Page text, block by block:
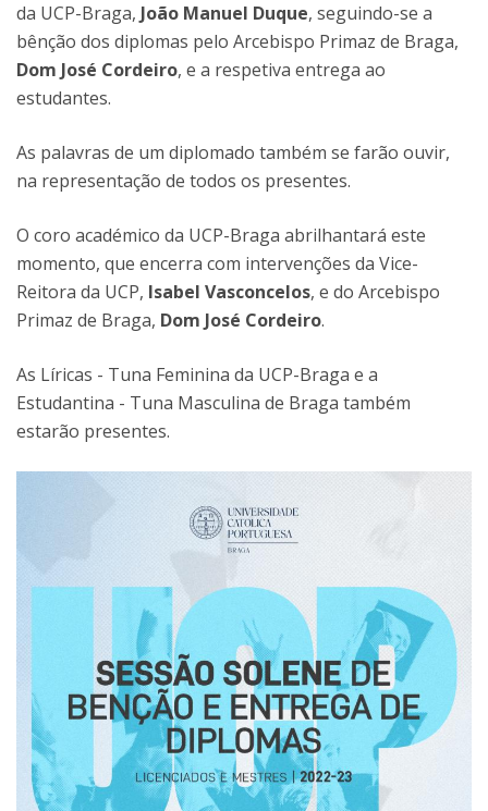
da UCP-Braga, João Manuel Duque, seguindo-se a
bênção dos diplomas pelo Arcebispo Primaz de Braga,
Dom José Cordeiro, e a respetiva entrega ao
estudantes.
As palavras de um diplomado também se farão ouvir,
na representação de todos os presentes.
O coro académico da UCP-Braga abrilhantará este
momento, que encerra com intervenções da Vice-
Reitora da UCP, Isabel Vasconcelos, e do Arcebispo
Primaz de Braga, Dom José Cordeiro.
As Líricas - Tuna Feminina da UCP-Braga e a
Estudantina - Tuna Masculina de Braga também
estarão presentes.